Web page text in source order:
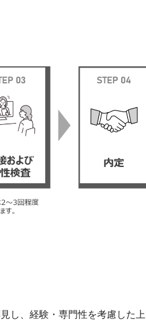
し、経験・専門性を考慮した上